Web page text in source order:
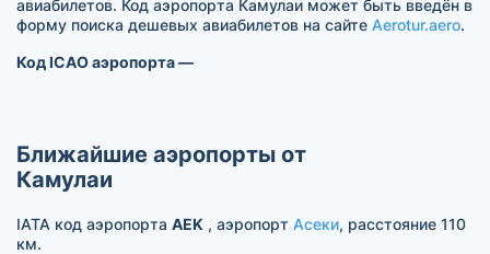
авиабилетов. Код аэропорта Камулаи может быть введён в
форму поиска дешевых авиабилетов на сайте Aerotur.aero.
Код ICAO аэропорта —
Ближайшие аэропорты от
Камулаи
IATA код аэропорта AEK , аэропорт Асеки, расстояние 110
км.